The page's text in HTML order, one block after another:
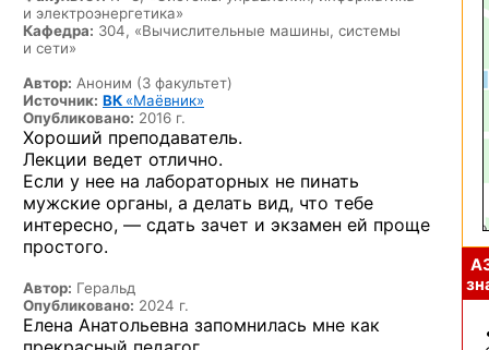
и электроэнергетика»
Кафедра: 304, «Вычислительные машины, системы
и сети»
Автор: Аноним (3 факультет)
Источник: ВК «Маёвник»
Опубликовано: 2016 г.
Хороший преподаватель.
Лекции ведет отлично.
Если у нее на лабораторных не пинать
мужские органы, а делать вид, что тебе
интересно, — сдать зачет и экзамен ей проще
простого.
Автор: Геральд
Опубликовано: 2024 г.
Елена Анатольевна запомнилась мне как